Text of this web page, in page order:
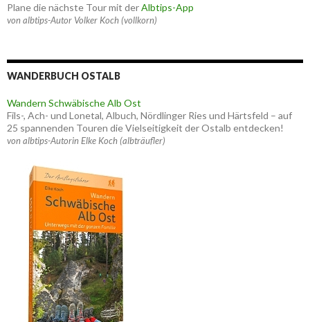
Plane die nächste Tour mit derAlbtips-App
von albtips-Autor Volker Koch (vollkorn)
WANDERBUCH OSTALB
Wandern Schwäbische Alb Ost
Fils-, Ach- und Lonetal, Albuch, Nördlinger Ries und Härtsfeld – auf
25 spannenden Touren die Vielseitigkeit der Ostalb entdecken!
von albtips-Autorin Elke Koch (albträufler)